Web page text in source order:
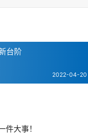
台阶
2022-04-20
件大事！